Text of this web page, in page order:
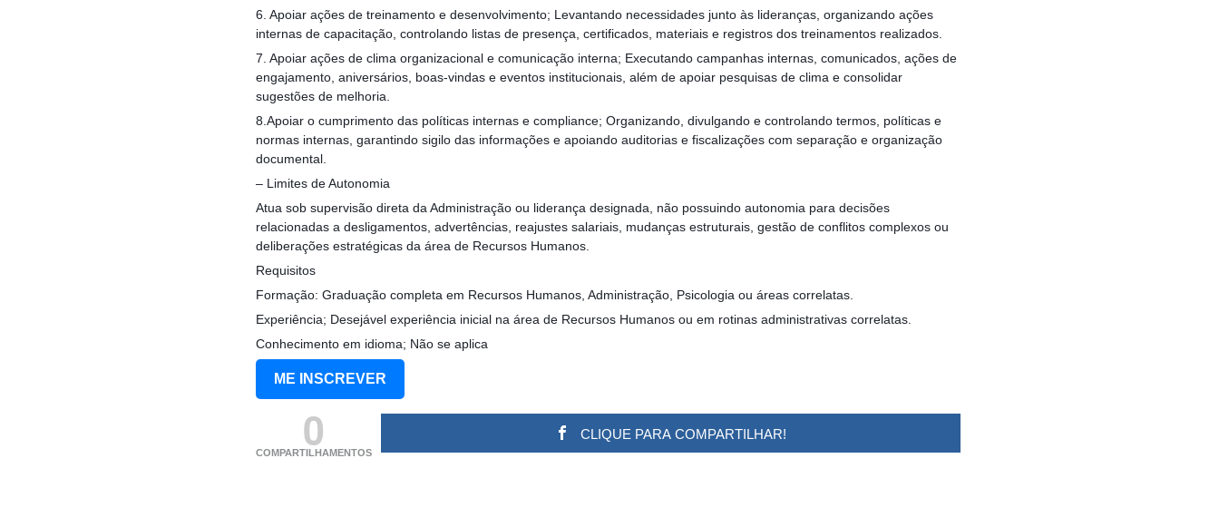
6. Apoiar ações de treinamento e desenvolvimento; Levantando necessidades junto às lideranças, organizando ações
internas de capacitação, controlando listas de presença, certificados, materiais e registros dos treinamentos realizados.
7. Apoiar ações de clima organizacional e comunicação interna; Executando campanhas internas, comunicados, ações de
engajamento, aniversários, boas-vindas e eventos institucionais, além de apoiar pesquisas de clima e consolidar
sugestões de melhoria.
8.Apoiar o cumprimento das políticas internas e compliance; Organizando, divulgando e controlando termos, políticas e
normas internas, garantindo sigilo das informações e apoiando auditorias e fiscalizações com separação e organização
documental.
– Limites de Autonomia
Atua sob supervisão direta da Administração ou liderança designada, não possuindo autonomia para decisões
relacionadas a desligamentos, advertências, reajustes salariais, mudanças estruturais, gestão de conflitos complexos ou
deliberações estratégicas da área de Recursos Humanos.
Requisitos
Formação: Graduação completa em Recursos Humanos, Administração, Psicologia ou áreas correlatas.
Experiência; Desejável experiência inicial na área de Recursos Humanos ou em rotinas administrativas correlatas.
Conhecimento em idioma; Não se aplica
ME INSCREVER
0
COMPARTILHAMENTOS
CLIQUE PARA COMPARTILHAR!